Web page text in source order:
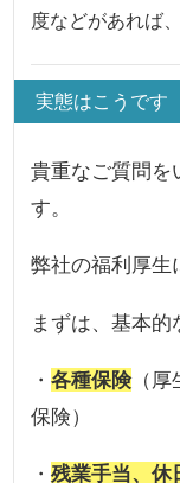
度などがあれば
実態はこうです
貴重なご質問を
す。
弊社の福利厚生
まずは、基本的
・各種保険（厚
保険）
・残業手当、休